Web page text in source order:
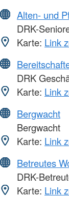
Alten- und
DRK-
Karte: Link
DRK
Karte: Link
Bergwacht
Bergwacht
Karte: Link
Betreutes
DRK-
Karte: Link